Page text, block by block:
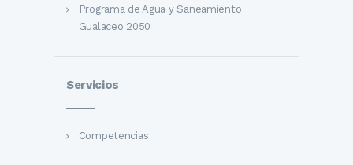
Programa de Agua y Saneamiento
Gualaceo 2050
Servicios
Competencias